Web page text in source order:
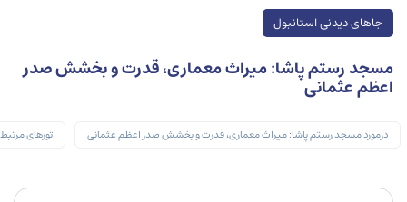
جاهای دیدنی استانبول
مسجد رستم پاشا: میراث معماری، قدرت و بخشش صدر
اعظم عثمانی
درمورد مسجد رستم پاشا: میراث معماری، قدرت و بخشش صدر اعظم عثمانی تورهای مرتبط